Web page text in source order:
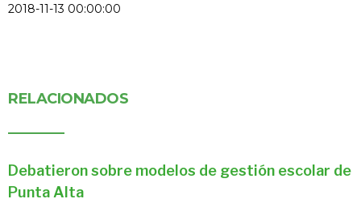
2018-11-13 00:00:00
RELACIONADOS
Debatieron sobre modelos de gestión escolar de
Punta Alta